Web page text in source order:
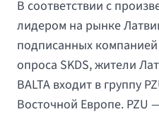
В соответствии с
лидером на рынке
подписанных
опроса SKDS, жители
BALTA входит в группу
Восточной Европе. PZU